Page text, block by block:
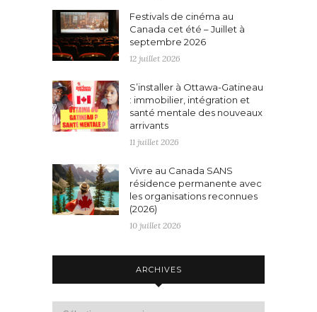
Festivals de cinéma au
Canada cet été – Juillet à
septembre 2026
12 juillet 2026
S’installer à Ottawa-Gatineau
: immobilier, intégration et
santé mentale des nouveaux
arrivants
11 juillet 2026
Vivre au Canada SANS
résidence permanente avec
les organisations reconnues
(2026)
10 juillet 2026
ARCHIVES